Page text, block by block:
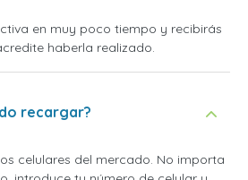
en muy poco tiempo y recibirás
haberla realizado.
recargar?
celulares del mercado. No importa